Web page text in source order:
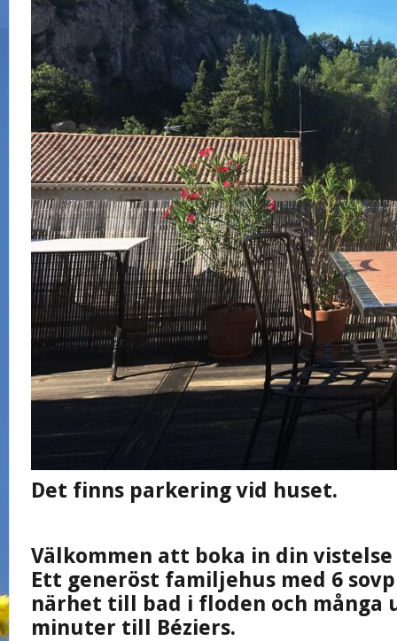
Det finns parkering vid huset.
Välkommen att boka in din vistelse
Ett generöst familjehus med 6
närhet till bad i floden och många
minuter till Béziers.